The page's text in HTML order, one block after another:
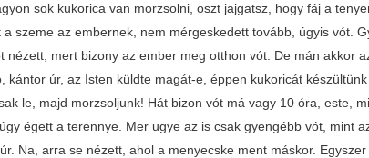
sok kukorica van morzsolni, oszt jajgatsz, hogy fáj a
a szeme az embernek, nem mérgeskedett tovább, úgyis vót.
nézett, mert bizony az ember meg otthon vót. De mán akkor
kántor úr, az Isten küldte magát-e, éppen kukoricát
le, majd morzsoljunk! Hát bizon vót má vagy 10 óra, este,
égett a terennye. Mer ugye az is csak gyengébb vót, mint
Na, arra se nézett, ahol a menyecske ment máskor.